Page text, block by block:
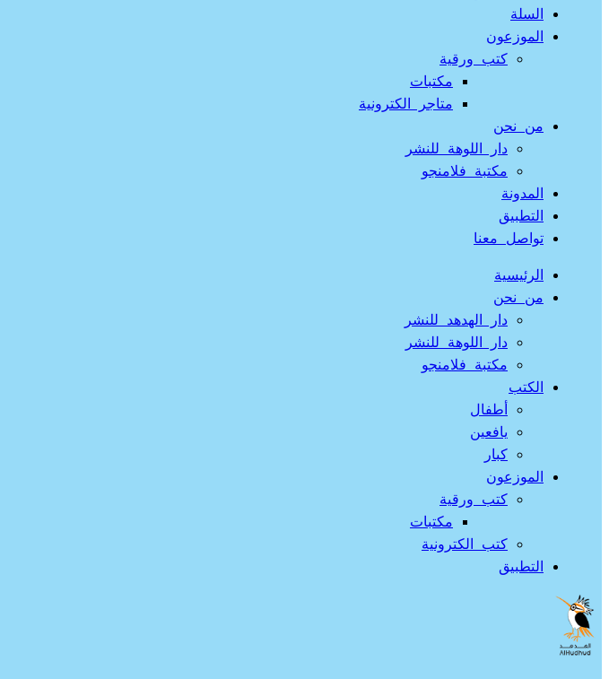
السلة
الموزعون
كتب ورقية
مكتبات
متاجر الكترونية
من نحن
دار اللوهة للنشر
مكتبة فلامنجو
المدونة
التطبيق
تواصل معنا
الرئيسية
من نحن
دار الهدهد للنشر
دار اللوهة للنشر
مكتبة فلامنجو
الكتب
أطفال
يافعين
كبار
الموزعون
كتب ورقية
مكتبات
كتب الكترونية
التطبيق